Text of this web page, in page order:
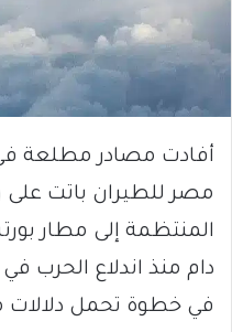
أفادت مصادر مطلعة
مصر للطيران باتت
المنتظمة إلى مطار
في خطوة تحمل دلالات